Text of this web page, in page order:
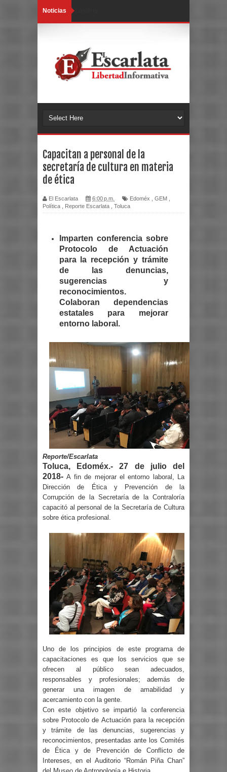
Noticias
Capacitan a personal de la
secretaría de cultura en materia
de ética
El Escarlata 6:00 p.m. Edoméx GEM
Política
Reporte Escarlata Toluca
Imparten conferencia sobre
Protocolo de Actuación
para la recepción y trámite
de las denuncias,
sugerencias y
reconocimientos.
Colaboran dependencias
estatales para mejorar
entorno laboral.
Reporte/Escarlata
Toluca, Edoméx.- 27 de julio del
2018-A fin de mejorar el entorno laboral, La
Dirección de Ética y Prevención de la
Corrupción de la Secretaría de la Contraloría
capacitó al personal de la Secretaría de Cultura
sobre ética profesional.
Uno de los principios de este programa de
capacitaciones es que los servicios que se
ofrecen al público sean adecuados,
responsables y profesionales; además de
generar una imagen de amabilidad y
acercamiento con la gente.
Con este objetivo se impartió la conferencia
sobre Protocolo de Actuación para la recepción
y trámite de las denuncias, sugerencias y
reconocimientos, presentadas ante los Comités
de Ética y de Prevención de Conflicto de
Intereses, en el Auditorio “Román Piña Chan”